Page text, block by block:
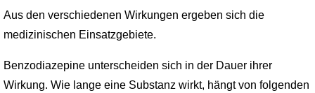
Aus den verschiedenen Wirkungen ergeben sich die
medizinischen Einsatzgebiete.
Benzodiazepine unterscheiden sich in der Dauer ihrer
Wirkung. Wie lange eine Substanz wirkt, hängt von folgenden